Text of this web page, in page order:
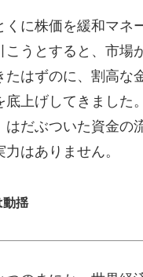
くに株価を緩和マネ
こうとすると、市
たはずのに、割高な
上げしてきました
はだぶついた資金の
はありません。
動揺